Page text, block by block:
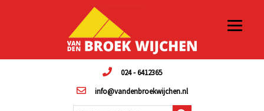
024 - 6412365
info@vandenbroekwijchen.nl